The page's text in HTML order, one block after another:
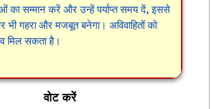
फिल्म 'सितारे जमीन पर' का ट्रेलर हाल ही में